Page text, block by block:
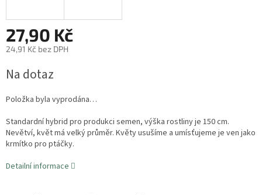
27,90 Kč
24,91 Kč bez DPH
cena:
Na dotaz
Položka byla vyprodána…
Standardní hybrid pro produkci semen, výška rostliny je 150 cm.
Nevětví, květ má velký průměr. Květy usušíme a umísťujeme je ven jako
krmítko pro ptáčky.
Detailní informace